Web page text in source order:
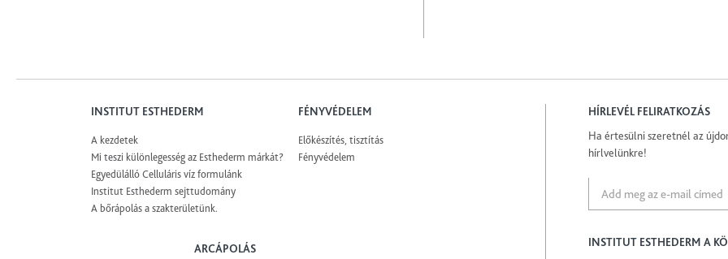
INSTITUT ESTHEDERM
A kezdetek
Mi teszi különlegesség az Esthederm márkát?
Egyedülálló Celluláris víz formulánk
Institut Esthederm sejttudomány
A bőrápolás a szakterületünk.
FÉNYVÉDELEM
Előkészítés, tisztítás
Fényvédelem
ARCÁPOLÁS
HÍRLEVÉL FELIRATKOZÁS
Ha értesülni szeretnél az
hírlvelünkre!
INSTITUT ESTHEDERM A